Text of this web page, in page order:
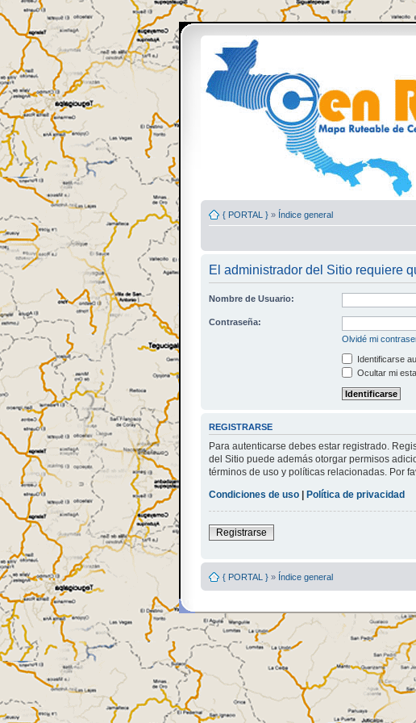
{ PORTAL } » Índice general
El administrador del Sitio requiere
Nombre de Usuario:
Contraseña:
Olvidé mi
Identificarse
Ocultar mi
REGISTRARSE
Para autenticarse debes estar registrado.
del Sitio puede además otorgar permisos
términos de uso y políticas relacionadas. Por
Condiciones de uso | Política de privacidad
Registrarse
{ PORTAL } » Índice general